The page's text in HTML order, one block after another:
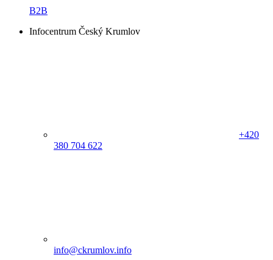
B2B
Infocentrum Český Krumlov
+420
380 704 622
info@ckrumlov.info